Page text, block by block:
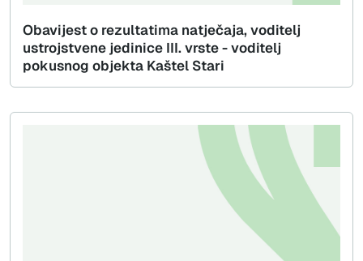
Obavijest o rezultatima natječaja, voditelj
ustrojstvene jedinice III. vrste - voditelj
pokusnog objekta Kaštel Stari